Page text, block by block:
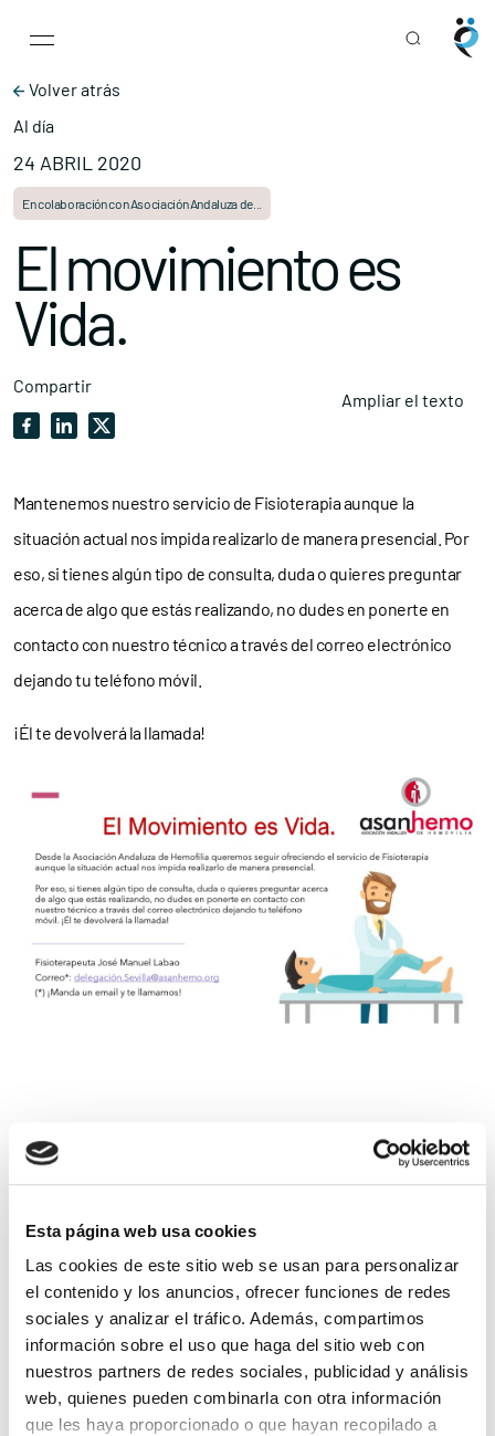
Esta página web usa cookies
Las cookies de este sitio web se usan para personalizar
el contenido y los anuncios, ofrecer funciones de redes
sociales y analizar el tráfico. Además, compartimos
información sobre el uso que haga del sitio web con
nuestros partners de redes sociales, publicidad y análisis
web, quienes pueden combinarla con otra información
que les haya proporcionado o que hayan recopilado a
Main Navigation
Volver atrás
Al día
24 ABRIL 2020
En colaboración con Asociación Andaluza de...
El movimiento es
Vida.
Compartir
Ampliar el texto
Mantenemos nuestro servicio de Fisioterapia aunque la
situación actual nos impida realizarlo de manera presencial. Por
eso, si tienes algún tipo de consulta, duda o quieres preguntar
acerca de algo que estás realizando, no dudes en ponerte en
contacto con nuestro técnico a través del correo electrónico
dejando tu teléfono móvil.
¡Él te devolverá la llamada!
Noticias
relacionadas